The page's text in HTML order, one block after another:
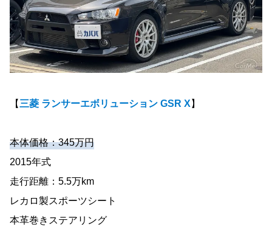
【 三菱 ランサーエボリューション GSR X 】
本体価格：345万円
2015年式
走行距離：5.5万km
レカロ製スポーツシート
本革巻きステアリング